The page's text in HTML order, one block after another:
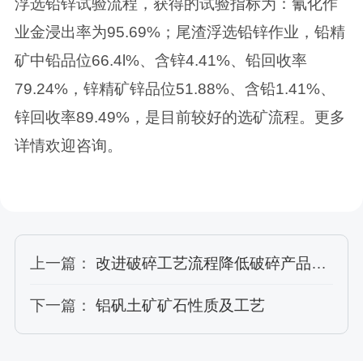
浮选铅锌试验流程，获得的试验指标为：氰化作
业金浸出率为95.69%；尾渣浮选铅锌作业，铅精
矿中铅品位66.4l%、含锌4.41%、铅回收率
79.24%，锌精矿锌品位51.88%、含铅1.41%、
锌回收率89.49%，是目前较好的选矿流程。更多
详情欢迎咨询。
上一篇： 改进破碎工艺流程降低破碎产品粒度
下一篇： 铝矾土矿矿石性质及工艺